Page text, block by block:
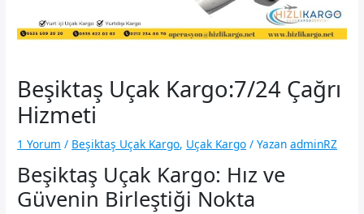
Beşiktaş Uçak Kargo:7/24 Çağrı
Hizmeti
1 Yorum / Beşiktaş Uçak Kargo, Uçak Kargo / Yazan adminRZ
Beşiktaş Uçak Kargo: Hız ve
Güvenin Birleştiği Nokta